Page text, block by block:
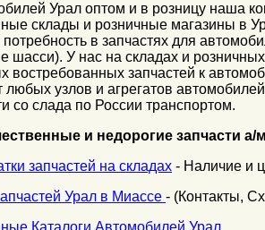
Урал оптом и в розницу
склады и розничные магазины в
в запчастях для
шасси). У нас на складах и
востребованных запчастей к
любых узлов и агрегатов
со слада по России транспортом.
и недорогие запчасти а/
запчастей на складах - Наличие и
Урал в Миассе - (Контакты,